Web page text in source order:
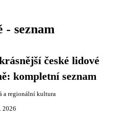
- seznam
české lidové
kompletní seznam
a regionální kultura
2026